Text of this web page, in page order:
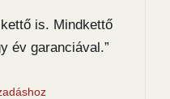
is. Mindkettő
év garanciával.”